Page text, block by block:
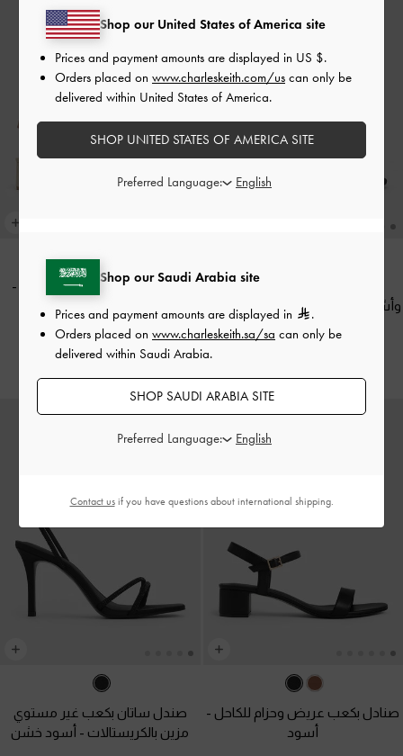
صندل من الساتان بكعب مربع
وأشرطة وتصميم مزين بالكريستال
أسود خشن
صندل بكعب بلوك بحزام للكاحل -
متعدد الألوان
300.00
صنادل بكعب عريض وحزام للكاحل -
أسود
صندل ساتان بكعب غير مستوي
مزين بالكريستالات - أسود خشن
Shop our Saudi Arabia site
Prices and payment amounts are displayed in
.
Orders placed on www.charleskeith.sa/sa can only be
delivered within Saudi Arabia.
SHOP SAUDI ARABIA SITE
Preferred Language:
Shop our United States of America site
Prices and payment amounts are displayed in US $.
Orders placed on www.charleskeith.com/us can only be
delivered within United States of America.
SHOP UNITED STATES OF AMERICA SITE
Preferred Language:
Contact usif you have questions about international shipping.